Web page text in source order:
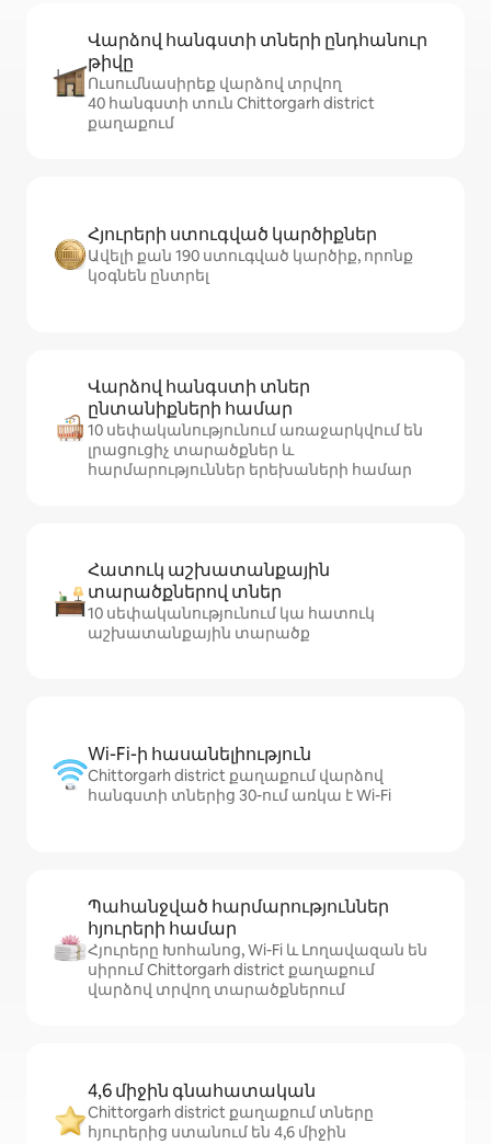
Վարձով հանգստի տների ընդհանուր
թիվը
Ուսումնասիրեք վարձով տրվող
40 հանգստի տուն Chittorgarh district
քաղաքում
Հյուրերի ստուգված կարծիքներ
Ավելի քան 190 ստուգված կարծիք, որոնք
կօգնեն ընտրել
Վարձով հանգստի տներ
ընտանիքների համար
10 սեփականությունում առաջարկվում են
լրացուցիչ տարածքներ և
հարմարություններ երեխաների համար
Հատուկ աշխատանքային
տարածքներով տներ
10 սեփականությունում կա հատուկ
աշխատանքային տարածք
Wi-Fi-ի հասանելիություն
Chittorgarh district քաղաքում վարձով
հանգստի տներից 30-ում առկա է Wi-Fi
Պահանջված հարմարություններ
հյուրերի համար
Հյուրերը Խոհանոց, Wi-Fi և Լողավազան են
սիրում Chittorgarh district քաղաքում
վարձով տրվող տարածքներում
4,6 միջին գնահատական
Chittorgarh district քաղաքում տները
հյուրերից ստանում են 4,6 միջին